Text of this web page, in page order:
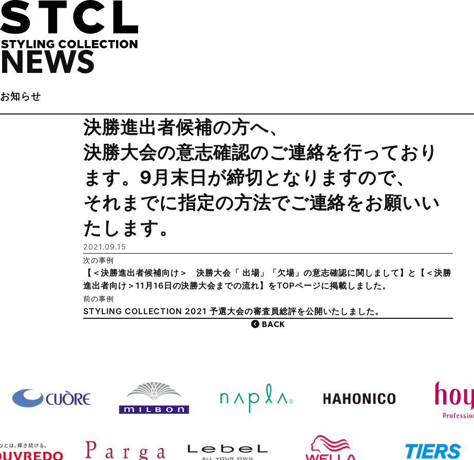
NEWS
お知らせ
決勝進出者候補の方へ、
決勝大会の意志確認のご連絡を行っており
ます。9月末日が締切となりますので、
それまでに指定の方法でご連絡をお願いい
たします。
2021.09.15
次の事例
【＜決勝進出者候補向け＞ 決勝大会「 出場」「欠場」の意志確認に関しまして】と【＜決勝
進出者向け＞11月16日の決勝大会までの流れ】をTOPページに掲載しました。
前の事例
STYLING COLLECTION 2021 予選大会の審査員総評を公開いたしました。
BACK